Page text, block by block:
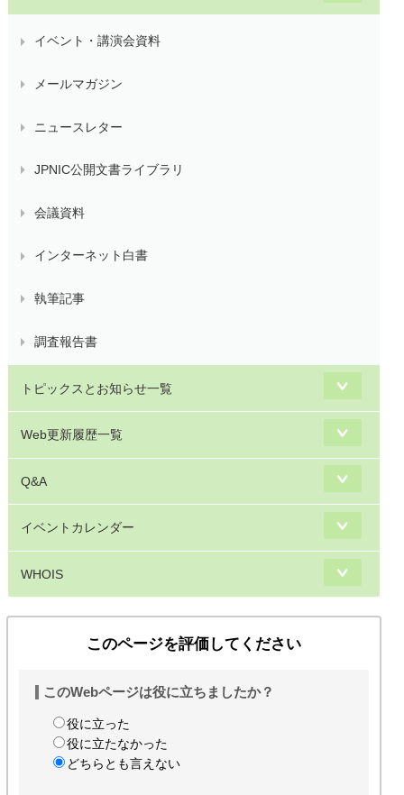
イベント・講演会資料
メールマガジン
ニュースレター
JPNIC公開文書ライブラリ
会議資料
インターネット白書
執筆記事
調査報告書
トピックスとお知らせ一覧
Web更新履歴一覧
Q&A
イベントカレンダー
WHOIS
このページを評価してください
このWebページは役に立ちましたか？
役に立った
役に立たなかった
どちらとも言えない